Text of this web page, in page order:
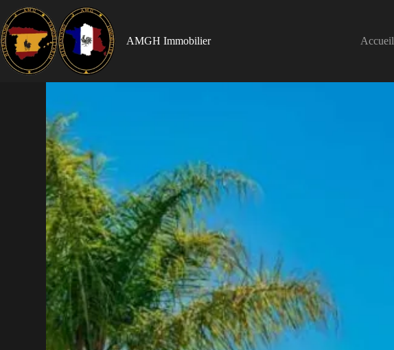
AMGH Immobilier Accueil